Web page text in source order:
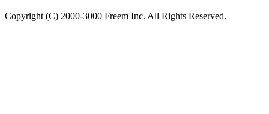
Copyright (C) 2000-3000 Freem Inc. All Rights Reserved.